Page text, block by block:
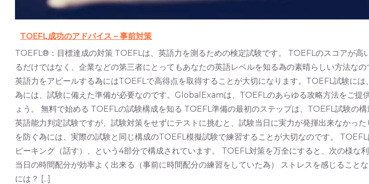
TOEFL成功のアドバイス – 事前対策
TOEFL®：目標達成の対策 TOEFLは、英語力を測るための検定試験です。 TOEFLのスコアが
るだけではなく、企業などの第三者にとってもあなたの英語レベルを知る為の素晴らしい方法な
英語力をアピールする為にはTOEFLで高得点を取得することが大切になります。TOEFL試験に
為には、試験に備えた準備が必要なのです。GlobalExamは、TOEFLのあらゆる攻略方法をご提
ょう。 無料で始める TOEFLの試験構成を知る TOEFL準備の最初のステップは、TOEFL試験の
英語能力判定試験ですが、試験対策をせずにテストに挑むと、試験当日に実力が発揮出来なかっ
を防ぐ為には、実際の試験と同じ構成のTOEFL模擬試験で練習することが大切なのです。
ピーキング（話す）、という4部分で構成されています。 TOEFL対策を万全にすると、次の様な
当日の時間配分が効率よく出来る（事前に時間配分の練習をしていた為） ストレスを感じるこ
には？ [...]